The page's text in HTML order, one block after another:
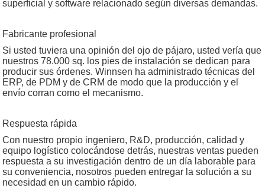
superficial y software relacionado según diversas demandas.
Fabricante profesional
Si usted tuviera una opinión del ojo de pájaro, usted vería que
nuestros 78.000 sq. los pies de instalación se dedican para
producir sus órdenes. Winnsen ha administrado técnicas del
ERP, de PDM y de CRM de modo que la producción y el
envío corran como el mecanismo.
Respuesta rápida
Con nuestro propio ingeniero, R&D, producción, calidad y
equipo logístico colocándose detrás, nuestras ventas pueden
respuesta a su investigación dentro de un día laborable para
su conveniencia, nosotros pueden entregar la solución a su
necesidad en un cambio rápido.